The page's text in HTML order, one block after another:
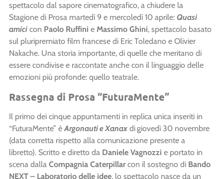
spettacolo dal sapore cinematografico, a chiudere la
Stagione di Prosa martedì 9 e mercoledì 10 aprile: Quasi
amici con Paolo Ruffini e Massimo Ghini, spettacolo basato
sul pluripremiato film francese di Eric Toledano e Olivier
Nakache. Una storia importante, di quelle che meritano di
essere condivise e raccontate anche con il linguaggio delle
emozioni più profonde: quello teatrale.
Rassegna di Prosa “FuturaMente”
Il primo dei cinque appuntamenti in replica unica inseriti in
“FuturaMente” è Argonauti e Xanax digiovedì 30 novembre
(data corretta rispetto alla comunicazione presente a
libretto). Scritto e diretto da Daniele Vagnozzi e portato in
scena dalla Compagnia Caterpillarcon il sostegno di Bando
NEXT – Laboratorio delle idee, lo spettacolo nasce da un